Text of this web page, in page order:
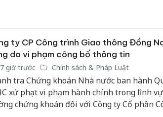
ty CP Công trình Giao thông Đồng
do vi phạm công bố thông tin
giờ trước Chính sách & Pháp Luật
tra Chứng khoán Nhà nước ban hành
xử phạt vi phạm hành chính trong lĩnh
chứng khoán đối với Công ty Cổ phần